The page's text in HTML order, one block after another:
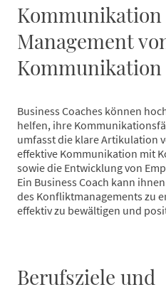
Kommunikation
Management
Kommunikation
Business Coaches können
helfen, ihre
umfasst die klare Artikulation
effektive Kommunikation mit
sowie die Entwicklung von
Ein Business Coach kann
des Konfliktmanagements zu
effektiv zu bewältigen und
Berufsziele und